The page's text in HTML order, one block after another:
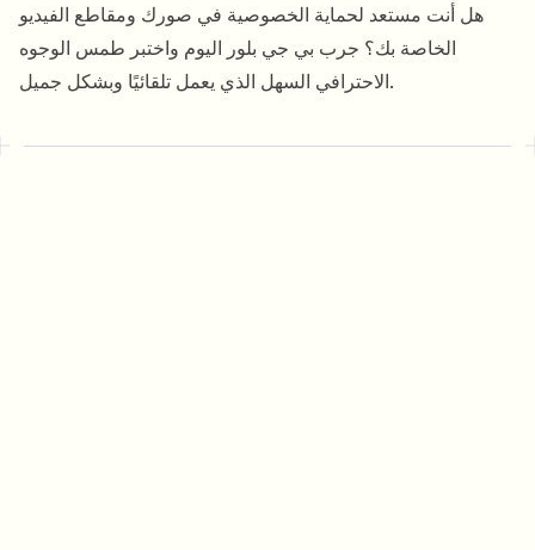
هل أنت مستعد لحماية الخصوصية في صورك ومقاطع الفيديو
الخاصة بك؟ جرب بي جي بلور اليوم واختبر طمس الوجوه
الاحترافي السهل الذي يعمل تلقائيًا وبشكل جميل.